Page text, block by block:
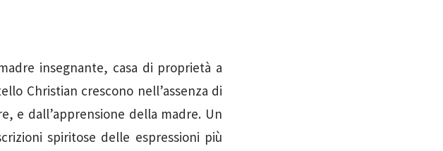
insegnante, casa di proprietà a
Christian crescono nell’assenza di
e dall’apprensione della madre. Un
spiritose delle espressioni più